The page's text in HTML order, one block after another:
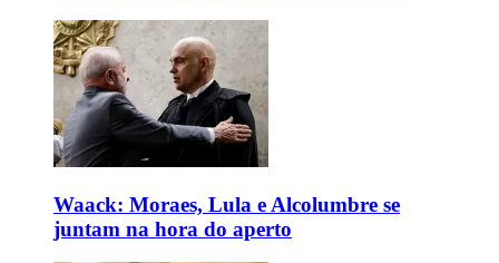
Waack: Moraes, Lula e Alcolumbre se
juntam na hora do aperto